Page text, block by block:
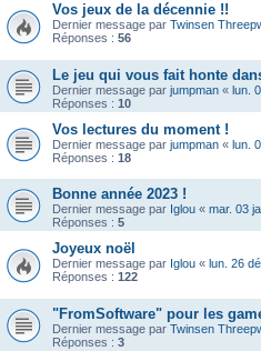
Vos jeux de la décennie !!
Dernier message par Twinsen
Réponses : 56
Le jeu qui vous fait honte
Dernier message par jumpman « lun.
Réponses : 10
Vos lectures du moment !
Dernier message par jumpman « lun.
Réponses : 18
Bonne année 2023 !
Dernier message par Iglou « mar. 03
Réponses : 5
Joyeux noël
Dernier message par Iglou « lun. 26
Réponses : 122
"FromSoftware" pour les
Dernier message par Twinsen
Réponses : 3